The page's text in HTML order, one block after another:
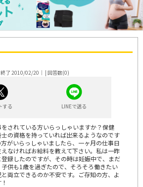
了 2010/02/20｜ | 回答数(0)
する LINEで送る
されている方いらっしゃいますか？保健
の資格を持っていれば出来るようなのです
がいらっしゃいましたら、一ヶ月の仕事日
なければお給料を教えて下さい。私は一昨
録したのですが、その時は妊娠中で、まだ
供も1歳を過ぎたので、そろそろ働きたい
両立できるのか不安です。ご存知の方、よ